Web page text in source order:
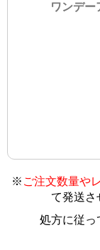
ワンデー
※ ご注文数量や
て発送さ
処方に従っ